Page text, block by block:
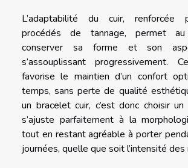
L’adaptabilité du cuir, renforcée
procédés de tannage, permet
conserver sa forme et son
s’assouplissant progressivement.
favorise le maintien d’un confort
temps, sans perte de qualité
un bracelet cuir, c’est donc choisir un
s’ajuste parfaitement à la
tout en restant agréable à porter
journées, quelle que soit l’intensité